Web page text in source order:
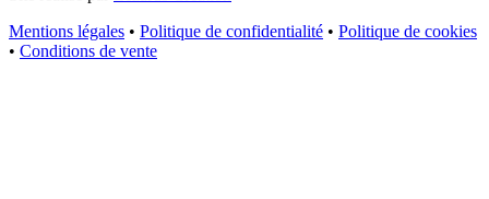
Mentions légales • Politique de confidentialité • Politique de cookies
• Conditions de vente